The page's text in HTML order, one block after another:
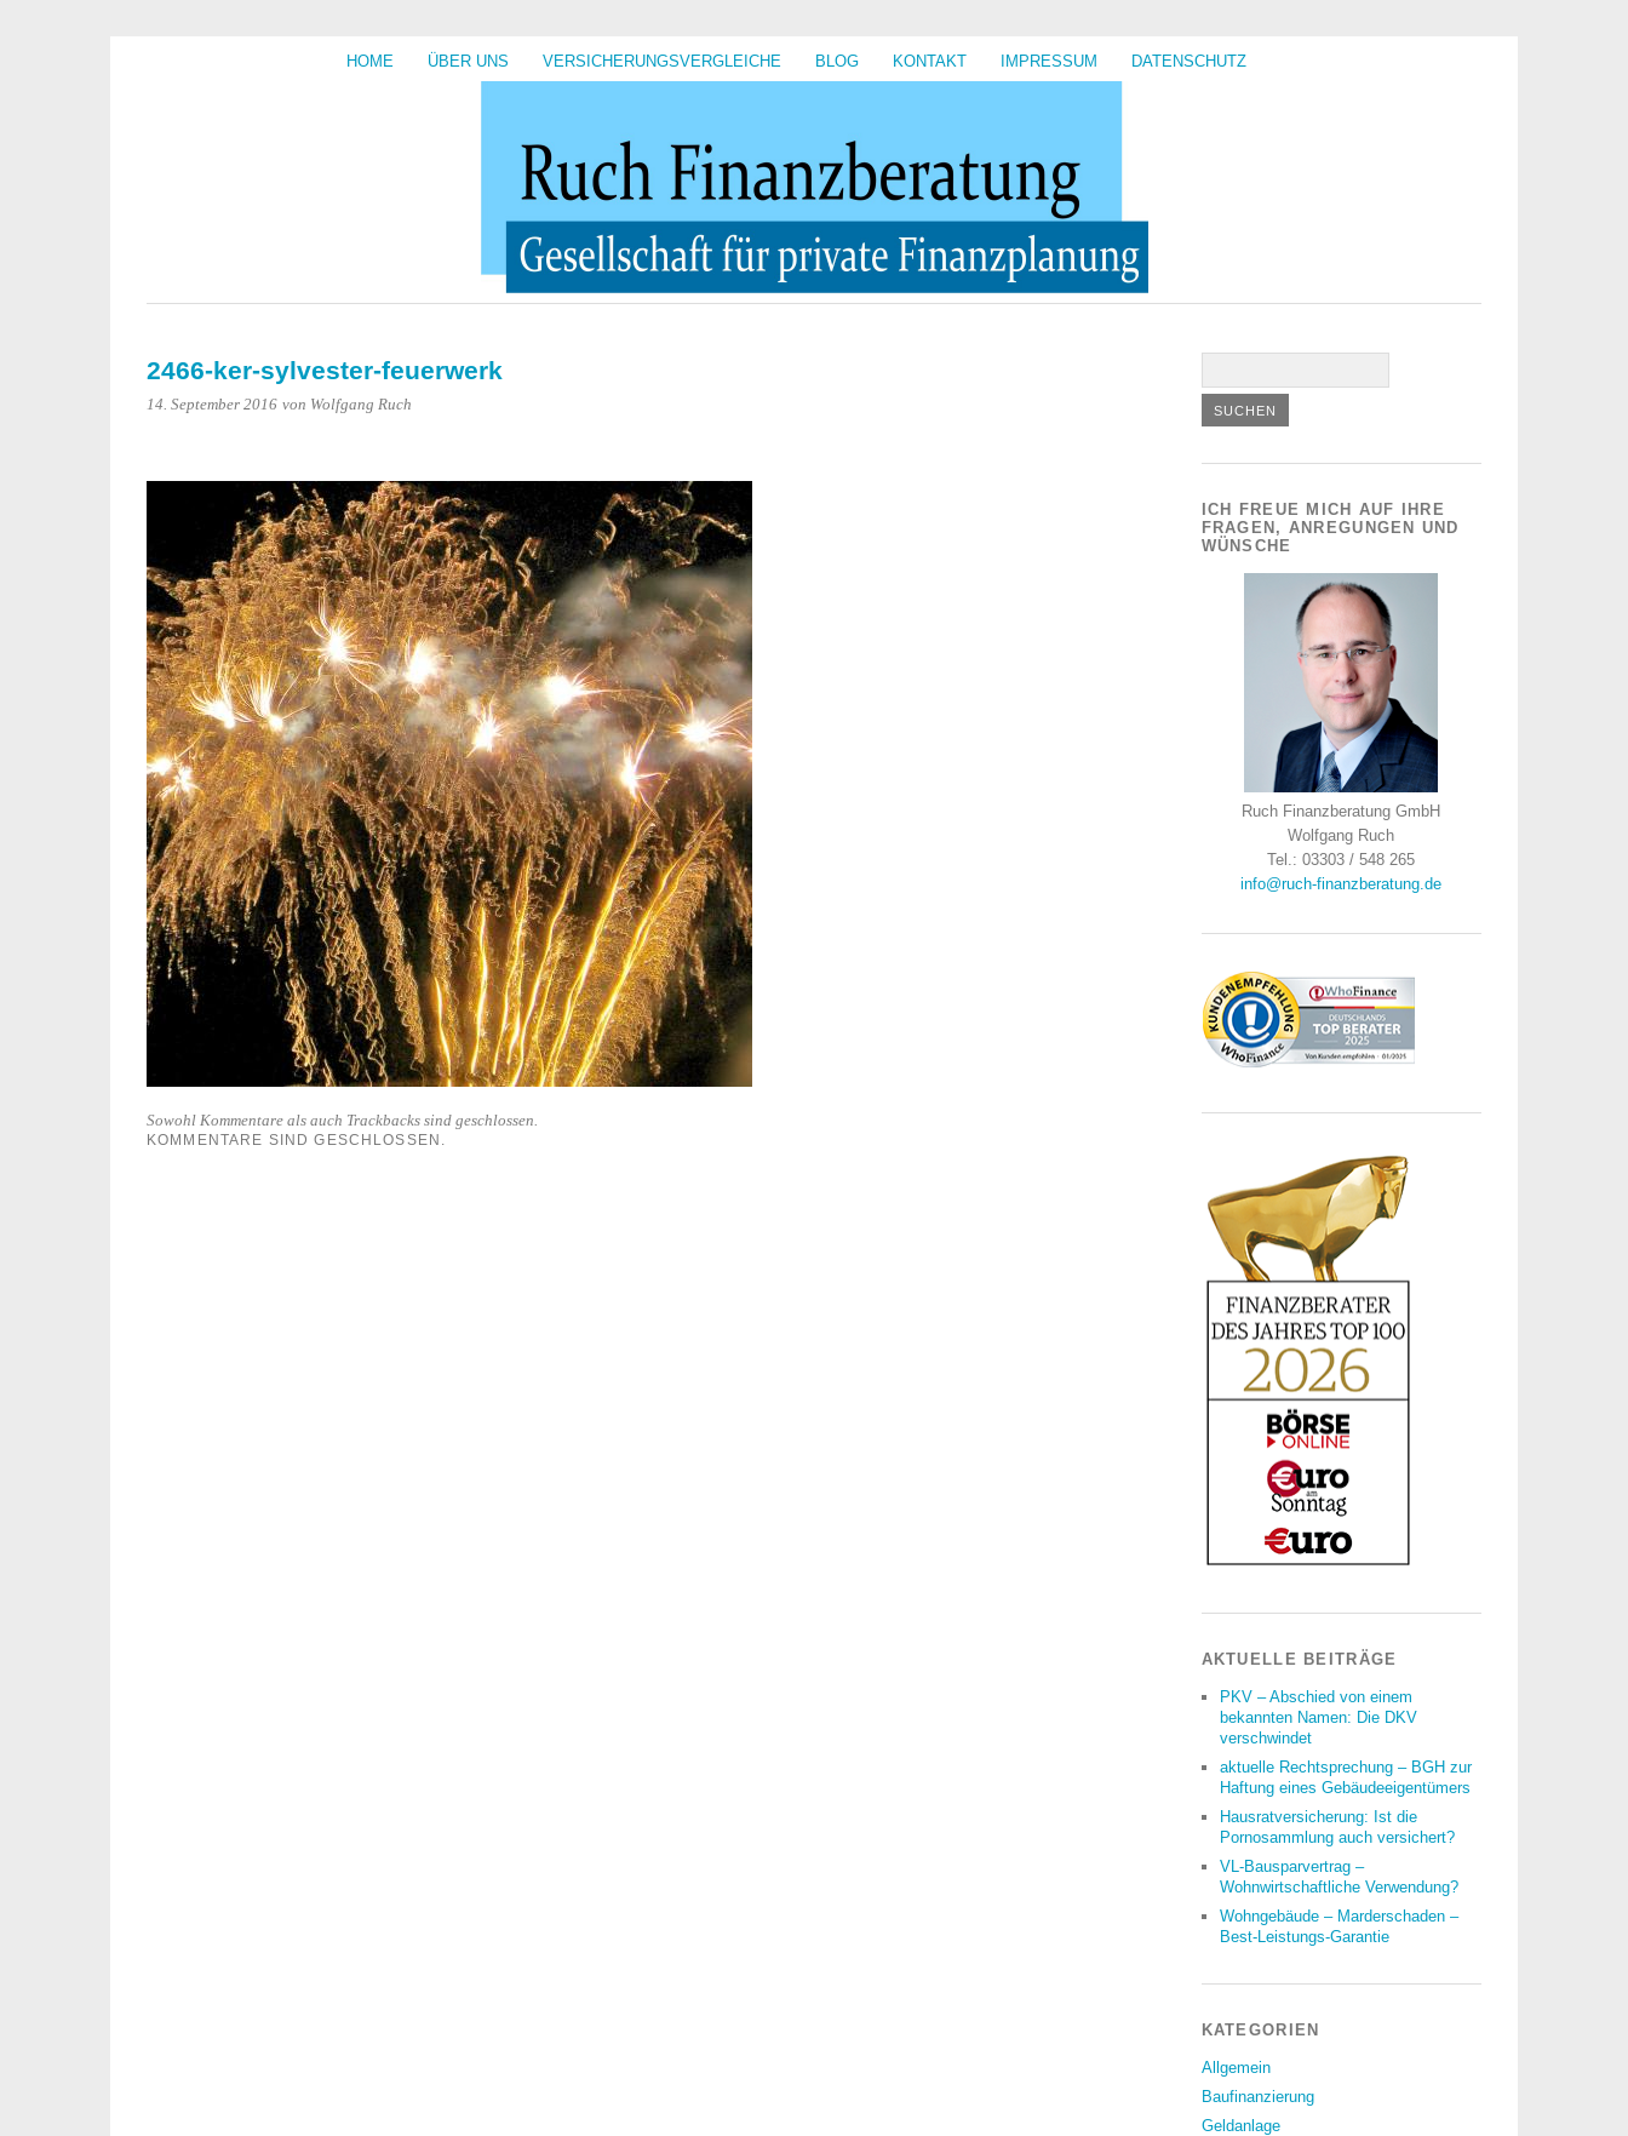
HOME ÜBER UNS VERSICHERUNGSVERGLEICHE BLOG KONTAKT IMPRESSUM DATENSCHUTZ
2466-ker-sylvester-feuerwerk
14. September 2016 von Wolfgang Ruch
Sowohl Kommentare als auch Trackbacks sind geschlossen.
KOMMENTARE SIND GESCHLOSSEN.
ICH FREUE MICH AUF IHRE
FRAGEN, ANREGUNGEN UND
WÜNSCHE
Ruch Finanzberatung GmbH
Wolfgang Ruch
Tel.: 03303 / 548 265
info@ruch-finanzberatung.de
AKTUELLE BEITRÄGE
PKV – Abschied von einem
bekannten Namen: Die DKV
verschwindet
aktuelle Rechtsprechung – BGH zur
Haftung eines Gebäudeeigentümers
Hausratversicherung: Ist die
Pornosammlung auch versichert?
VL-Bausparvertrag –
Wohnwirtschaftliche Verwendung?
Wohngebäude – Marderschaden –
Best-Leistungs-Garantie
KATEGORIEN
Allgemein
Baufinanzierung
Geldanlage